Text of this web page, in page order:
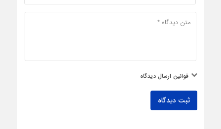
قوانین ارسال دیدگاه
ثبت دیدگاه